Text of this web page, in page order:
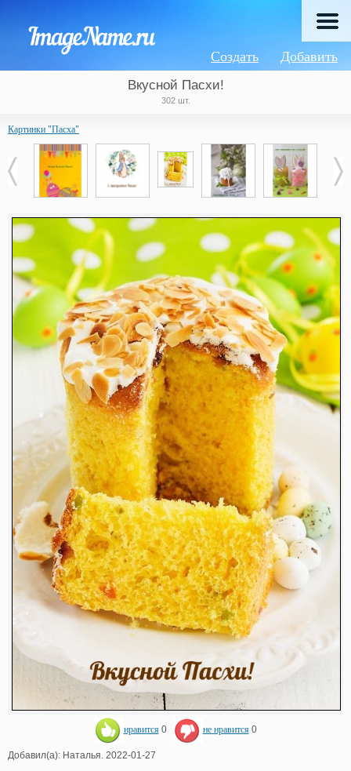
Добавить
Создать
Вкусной Пасхи!
302 шт.
Картинки "Пасха"
нравится 0 не нравится 0
Добавил(а): Наталья. 2022-01-27